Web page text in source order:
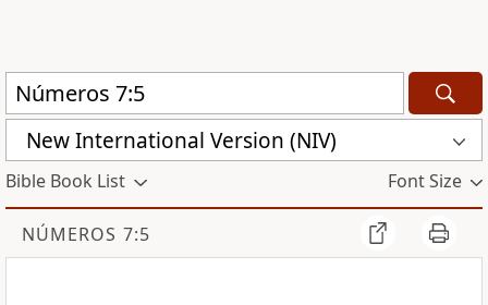
New International Version (NIV)
Bible Book List Font Size
NÚMEROS 7:5